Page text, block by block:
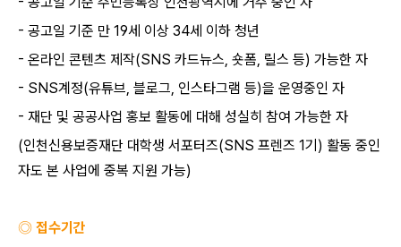
- 공고일 기준 만 19세 이상 34세 이하 청년
- 온라인 콘텐츠 제작(SNS 카드뉴스, 숏폼, 릴스 등) 가능한 자
- SNS계정(유튜브, 블로그, 인스타그램 등)을 운영중인 자
- 재단 및 공공사업 홍보 활동에 대해 성실히 참여 가능한 자
(인천신용보증재단 대학생 서포터즈(SNS 프렌즈 1기) 활동 중인
자도 본 사업에 중복 지원 가능)
◎ 접수기간